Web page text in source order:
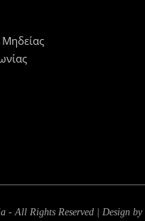
- All Rights Reserved | Design by